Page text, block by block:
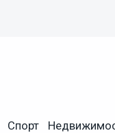
Спорт